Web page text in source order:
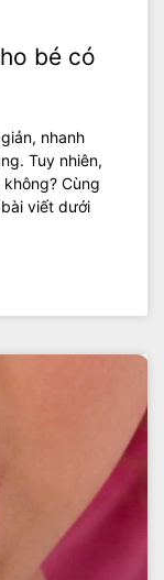
bé có
nhanh
Tuy nhiên,
Cùng
viết dưới